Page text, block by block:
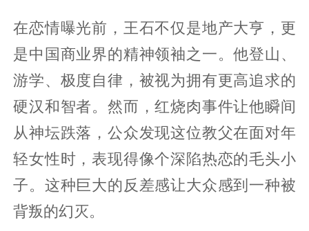
在恋情曝光前，王石不仅是地产大亨，更
是中国商业界的精神领袖之一。他登山、
游学、极度自律，被视为拥有更高追求的
硬汉和智者。然而，红烧肉事件让他瞬间
从神坛跌落，公众发现这位教父在面对年
轻女性时，表现得像个深陷热恋的毛头小
子。这种巨大的反差感让大众感到一种被
背叛的幻灭。